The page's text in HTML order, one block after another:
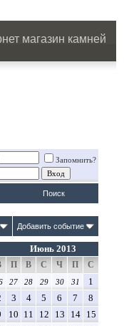
магазин камней
Запомнить?
Поиск
Добавить событие
Июнь 2013
П В С Ч П
С
27 28 29 30 31 1
3 4 5 6 7 8
10 11 12 13 14 15